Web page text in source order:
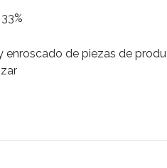
de piezas de